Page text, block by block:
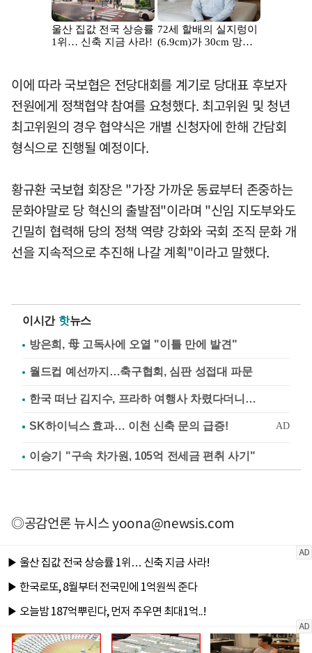
이에 따라 국보협은 전당대회를 계기로 당대표 후보자
전원에게 정책협약 참여를 요청했다. 최고위원 및 청년
최고위원의 경우 협약식은 개별 신청자에 한해 간담회
형식으로 진행될 예정이다.
황규환 국보협 회장은 "가장 가까운 동료부터 존중하는
문화야말로 당 혁신의 출발점"이라며 "신임 지도부와도
긴밀히 협력해 당의 정책 역량 강화와 국회 조직 문화 개
선을 지속적으로 추진해 나갈 계획"이라고 말했다.
이시간 핫뉴스
방은희, 母 고독사에 오열 "이틀 만에 발견"
월드컵 예선까지…축구협회, 심판 성접대 파문
한국 떠난 김지수, 프라하 여행사 차렸다더니…
이승기 "구속 차가원, 105억 전세금 편취 사기"
◎공감언론 뉴시스yoona@newsis.com